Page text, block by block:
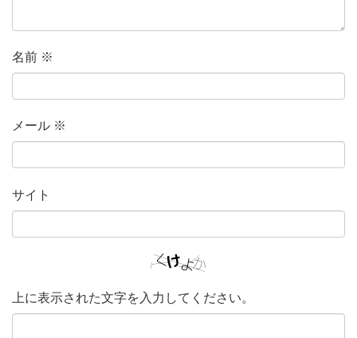
名前 ※
メール ※
サイト
上に表示された文字を入力してください。